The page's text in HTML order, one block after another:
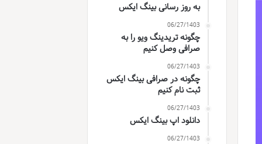
به روز رسانی بینگ ایکس
06/27/1403
چگونه تریدینگ ویو را به
صرافی وصل کنیم
06/27/1403
چگونه در صرافی بینگ ایکس
ثبت نام کنیم
06/27/1403
دانلود اپ بینگ ایکس
06/27/1403